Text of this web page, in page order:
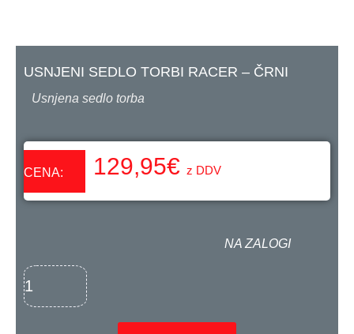
USNJENI SEDLO TORBI RACER – ČRNI
Usnjena sedlo torba
CENA: 129,95€ z DDV
NA ZALOGI